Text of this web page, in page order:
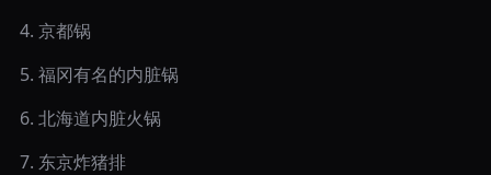
4. 京都锅
5. 福冈有名的内脏锅
6. 北海道内脏火锅
7. 东京炸猪排